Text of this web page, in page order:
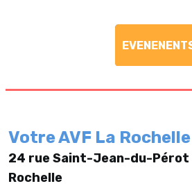
Votre AVF La Rochelle
24 rue Saint-Jean-du-Pérot
Rochelle